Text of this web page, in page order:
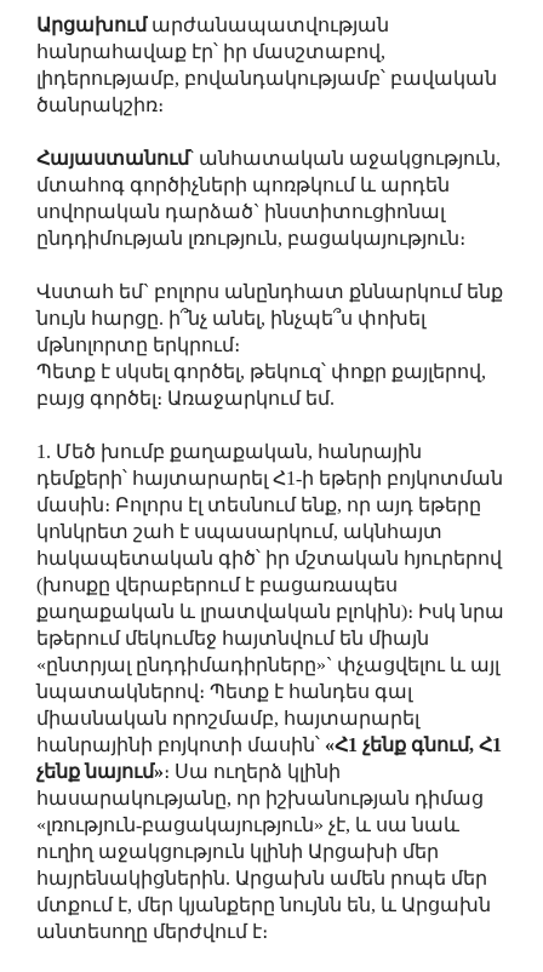
Արցախումարժանապատվության
հանրահավաք էր՝ իր մասշտաբով,
լիդերությամբ, բովանդակությամբ՝ բավական
ծանրակշիռ։
Հայաստանում՝ անհատական աջակցություն,
մտահոգ գործիչների պոռթկում և արդեն
սովորական դարձած` ինստիտուցիոնալ
ընդդիմության լռություն, բացակայություն։
Վստահ եմ` բոլորս անընդհատ քննարկում ենք
նույն հարցը. ի՞նչ անել, ինչպե՞ս փոխել
մթնոլորտը երկրում։
Պետք է սկսել գործել, թեկուզ՝ փոքր քայլերով,
բայց գործել։ Առաջարկում եմ.
1. Մեծ խումբ քաղաքական, հանրային
դեմքերի՝ հայտարարել Հ1-ի եթերի բոյկոտման
մասին։ Բոլորս էլ տեսնում ենք, որ այդ եթերը
կոնկրետ շահ է սպասարկում, ակնհայտ
հակապետական գիծ՝ իր մշտական հյուրերով
(խոսքը վերաբերում է բացառապես
քաղաքական և լրատվական բլոկին)։ Իսկ նրա
եթերում մեկումեջ հայտնվում են միայն
«ընտրյալ ընդդիմադիրները»` փչացվելու և այլ
նպատակներով։ Պետք է հանդես գալ
միասնական որոշմամբ, հայտարարել
հանրայինի բոյկոտի մասին՝ «Հ1 չենք գնում, Հ1
չենք նայում»։ Սա ուղերձ կլինի
հասարակությանը, որ իշխանության դիմաց
«լռություն-բացակայություն» չէ, և սա նաև
ուղիղ աջակցություն կլինի Արցախի մեր
հայրենակիցներին. Արցախն ամեն րոպե մեր
մտքում է, մեր կյանքերը նույնն են, և Արցախն
անտեսողը մերժվում է։